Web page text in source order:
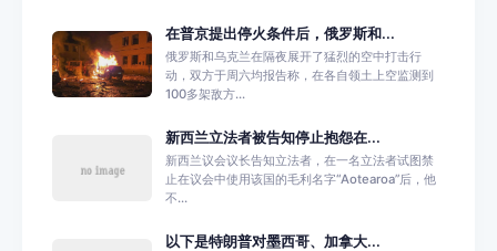
在普京提出停火条件后，俄罗斯和...
俄罗斯和乌克兰在隔夜展开了猛烈的空中打击行
动，双方于周六均报告称，在各自领土上空监测到
100多架敌方...
新西兰立法者被告知停止抱怨在...
新西兰议会议长告知立法者，在一名立法者试图禁
止在议会中使用该国的毛利名字“Aotearoa”后，他
不...
以下是特朗普对墨西哥、加拿大...